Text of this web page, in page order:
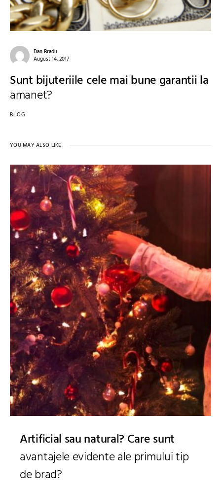
Dan Bradu
August 14, 2017
Sunt bijuteriile cele mai bune garantii la
amanet?
BLOG
YOU MAY ALSO LIKE
Artificial sau natural? Care sunt
avantajele evidente ale primului tip
de brad?